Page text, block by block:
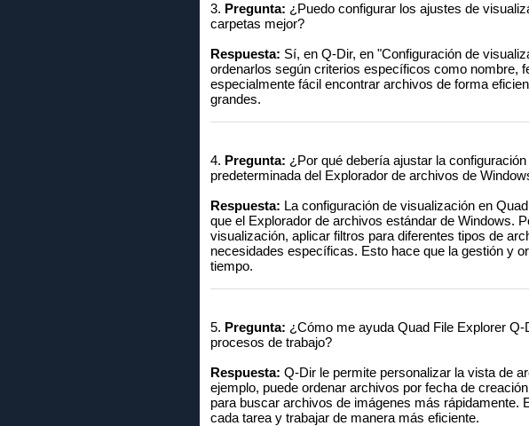
3. Pregunta: ¿Puedo configurar los ajustes de
carpetas mejor?
Respuesta: Sí, en Q-Dir, en "Configuración de
ordenarlos según criterios específicos como nombre,
especialmente fácil encontrar archivos de forma
grandes.
4. Pregunta: ¿Por qué debería ajustar la
predeterminada del Explorador de archivos de
Respuesta: La configuración de visualización en
que el Explorador de archivos estándar de Windows.
visualización, aplicar filtros para diferentes tipos de
necesidades específicas. Esto hace que la gestión y
tiempo.
5. Pregunta: ¿Cómo me ayuda Quad File Explorer
procesos de trabajo?
Respuesta: Q-Dir le permite personalizar la vista de
ejemplo, puede ordenar archivos por fecha de
para buscar archivos de imágenes más rápidamente.
cada tarea y trabajar de manera más eficiente.